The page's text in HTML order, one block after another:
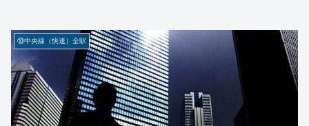
⑩中央線（快速）全駅